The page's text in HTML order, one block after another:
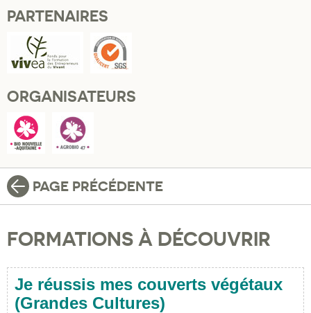
PARTENAIRES
ORGANISATEURS
PAGE PRÉCÉDENTE
FORMATIONS À DÉCOUVRIR
Je réussis mes couverts végétaux
(Grandes Cultures)